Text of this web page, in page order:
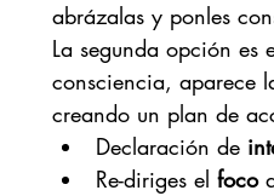
abrázalas y ponles
La segunda opción es
consciencia, aparece
creando un plan de
Declaración de
Re-diriges el foco